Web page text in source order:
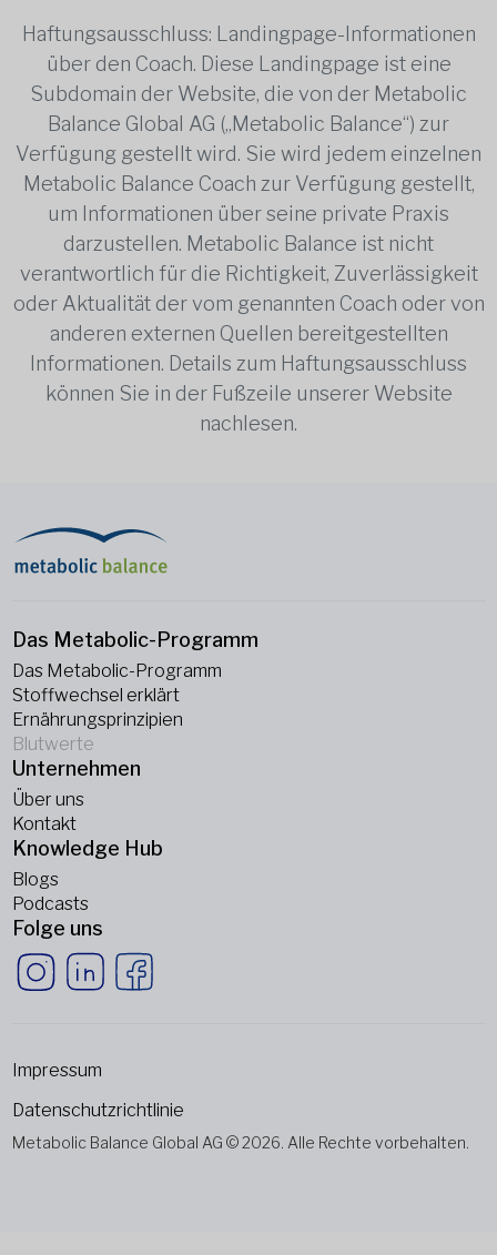
Haftungsausschluss: Landingpage-Informationen
über den Coach. Diese Landingpage ist eine
Subdomain der Website, die von der Metabolic
Balance Global AG („Metabolic Balance“) zur
Verfügung gestellt wird. Sie wird jedem einzelnen
Metabolic Balance Coach zur Verfügung gestellt,
um Informationen über seine private Praxis
darzustellen. Metabolic Balance ist nicht
verantwortlich für die Richtigkeit, Zuverlässigkeit
oder Aktualität der vom genannten Coach oder von
anderen externen Quellen bereitgestellten
Informationen. Details zum Haftungsausschluss
können Sie in der Fußzeile unserer Website
nachlesen.
Das Metabolic-Programm
Das Metabolic-Programm
Stoffwechsel erklärt
Ernährungsprinzipien
Blutwerte
Unternehmen
Über uns
Kontakt
Knowledge Hub
Blogs
Podcasts
Folge uns
Metabolic Balance Global AG © 2026. Alle Rechte vorbehalten.
Impressum
Datenschutzrichtlinie